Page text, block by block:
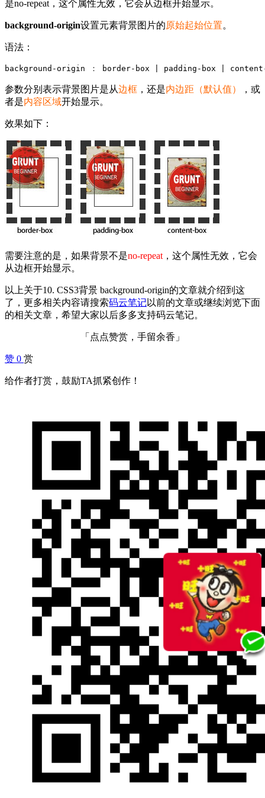
是no-repeat，这个属性无效，它会从边框开始显示。
background-origin设置元素背景图片的原始起始位置。
语法：
background-origin ： border-box | padding-box |
参数分别表示背景图片是从边框 ，还是内边距（默认值）
，或
者是内容区域开始显示。
效果如下：
需要注意的是，如果背景不是no-repeat ，这个属性无效，它会
从边框开始显示。
以上关于10. CSS3背景 background-origin的文章就介绍到这
了，更多相关内容请搜索码云笔记以前的文章或继续浏览下面
的相关文章，希望大家以后多多支持码云笔记。
「点点赞赏，手留余香」
赞 0 赏
给作者打赏，鼓励TA抓紧创作！